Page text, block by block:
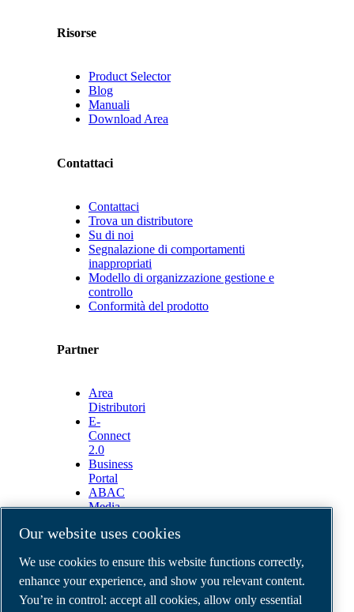
Risorse
Product Selector
Blog
Manuali
Download Area
Contattaci
Contattaci
Trova un distributore
Su di noi
Segnalazione di comportamenti
inappropriati
Modello di organizzazione gestione e
controllo
Conformità del prodotto
Partner
Area
Distributori
E-
Connect
2.0
Business
Portal
ABAC
Media
Legal & Privacy Notices
Order return form
Order claim form
Our website uses cookies
We use cookies to ensure this website functions correctly,
enhance your experience, and show you relevant content.
You’re in control: accept all cookies, allow only essential